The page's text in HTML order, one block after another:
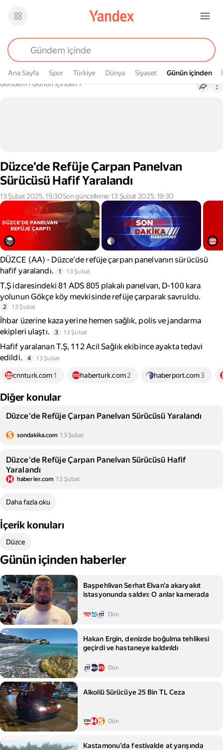
Ana Sayfa Spor Türkiye Dünya Siyaset Günün içinden
Günün içinden
Buradasın
Gündem› Günün içinden›
Düzce'de Refüje Çarpan Panelvan
Sürücüsü Hafif Yaralandı
13 Şubat 2025, 19:30Son güncelleme: 13 Şubat 2025, 19:30
DÜZCE (AA) - Düzce'de refüje çarpan panelvanın sürücüsü
hafif yaralandı.
1 13 Şubat
T.Ş idaresindeki 81 ADS 805 plakalı panelvan, D-100 kara
yolunun Gökçe köy mevkisinde refüje çarparak savruldu.
2 13 Şubat
İhbar üzerine kaza yerine hemen sağlık, polis ve jandarma
ekipleri ulaştı.
3 13 Şubat
Hafif yaralanan T.Ş, 112 Acil Sağlık ekibince ayakta tedavi
edildi.
4 13 Şubat
cnnturk.com1 haberturk.com2 haberport.com3
Diğer konular
Düzce'de Refüje Çarpan Panelvan Sürücüsü Yaralandı
sondakika.com 13 Şubat
Düzce'de Refüje Çarpan Panelvan Sürücüsü Hafif
Yaralandı
haberler.com 13 Şubat
Daha fazla oku
İçerik konuları
Düzce
Günün içinden haberler
Başpehlivan Serhat Elvan'a akaryakıt
istasyonunda saldırı: O anlar kamerada
Dün
Hakan Ergin, denizde boğulma tehlikesi
geçirdi ve hastaneye kaldırıldı
Dün
Alkollü Sürücüye 25 Bin TL Ceza
Dün
Kastamonu’da festivalde at yarışında